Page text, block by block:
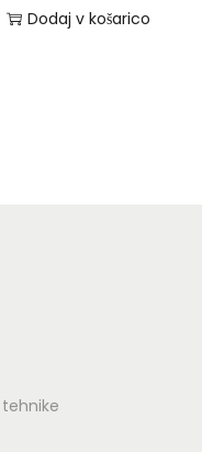
Dodaj v košarico